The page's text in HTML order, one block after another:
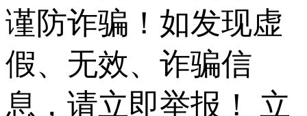
谨防诈骗！如发现虚
假、无效、诈骗信
息，请立即举报！ 立